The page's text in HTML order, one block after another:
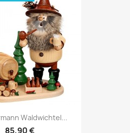
Waldwichtel...
85,90 €